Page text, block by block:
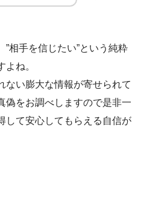
相手を信じたい”という純粋
ね。
ない膨大な情報が寄せられて
偽をお調べしますので是非一
して安心してもらえる自信が